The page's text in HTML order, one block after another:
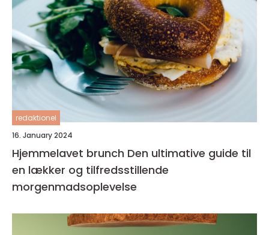
redaktionel
16. January 2024
Hjemmelavet brunch Den ultimative guide til
en lækker og tilfredsstillende
morgenmadsoplevelse